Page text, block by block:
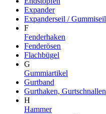
Expander
Expanderseil / Gummiseil
F
Fenderhaken
Fenderösen
Flachbügel
G
Gummiartikel
Gurtband
Gurthaken, Gurtschnallen
H
Hammer